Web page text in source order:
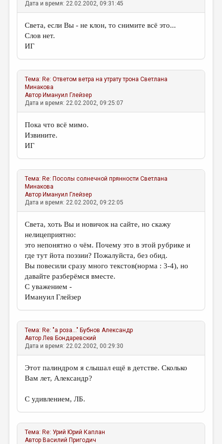
Дата и время: 22.02.2002, 09:31:45
Света, если Вы - не клон, то снимите всё это...
Слов нет.
ИГ
Тема: Re: Ответом ветра на утрату трона Светлана
Минакова
Автор Имануил Глейзер
Дата и время: 22.02.2002, 09:25:07
Пока что всё мимо.
Извините.
ИГ
Тема: Re: Посолы солнечной прянности Светлана
Минакова
Автор Имануил Глейзер
Дата и время: 22.02.2002, 09:22:05
Света, хоть Вы и новичок на сайте, но скажу
нелицеприятно:
это непонятно о чём. Почему это в этой рубрике и
где тут йота поэзии? Пожалуйста, без обид.
Вы повесили сразу много текстов(норма : 3-4), но
давайте разберёмся вместе.
С уважением -
Имануил Глейзер
Тема: Re: "а роза..." Бубнов Александр
АвторЛев Бондаревский
Дата и время: 22.02.2002, 00:29:30
Этот палиндром я слышал ещё в детстве. Сколько
Вам лет, Александр?
С удивлением, ЛБ.
Тема: Re: Урий Юрий Каплан
Автор Василий Пригодич